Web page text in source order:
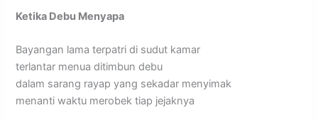
Ketika Debu Menyapa
Bayangan lama terpatri di sudut kamar
terlantar menua ditimbun debu
dalam sarang rayap yang sekadar menyimak
menanti waktu merobek tiap jejaknya